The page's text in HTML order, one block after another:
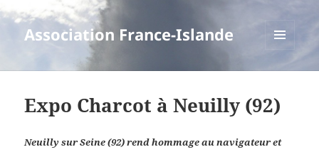
Association France-Islande
Expo Charcot à Neuilly (92)
Neuilly sur Seine (92) rend hommage au navigateur et